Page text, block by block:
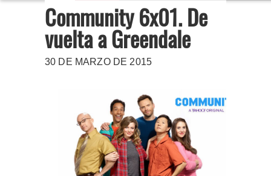
Community 6x01. De
vuelta a Greendale
30 DE MARZO DE 2015